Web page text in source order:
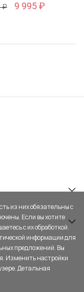
₽
9 995 ₽
из них обязательны с
Если вы хотите
с их обработкой.
информации для
предложений. Вы
Изменить настройки
Детальная